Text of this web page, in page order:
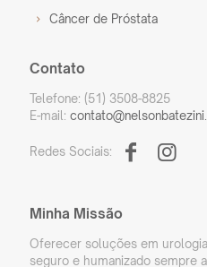
Câncer de Próstata
Contato
Telefone: (51) 3508-8825
E-mail:
Redes Sociais:
Minha Missão
Oferecer soluções em
seguro e humanizado sempre